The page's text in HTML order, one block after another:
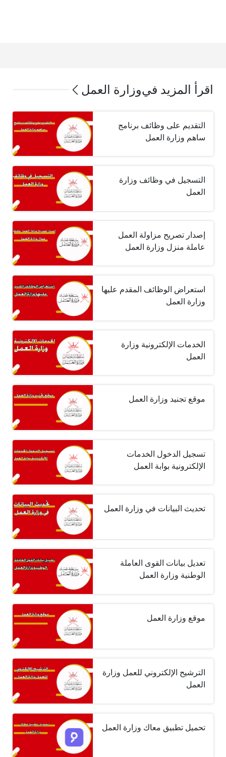
اقرأ المزيد فيوزارة العمل
التقديم على وظائف برنامج
ساهم وزارة العمل
التسجيل في وظائف وزارة
العمل
إصدار تصريح مزاولة العمل
عاملة منزل وزارة العمل
استعراض الوظائف المقدم عليها
وزارة العمل
الخدمات الإلكترونية وزارة
العمل
موقع تجنيد وزارة العمل
تسجيل الدخول الخدمات
الإلكترونية بوابة العمل
تحديث البيانات في وزارة العمل
تعديل بيانات القوى العاملة
الوطنية وزارة العمل
موقع وزارة العمل
الترشيح الإلكتروني للعمل وزارة
العمل
تحميل تطبيق معاك وزارة العمل